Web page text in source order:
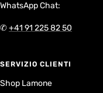
WhatsApp Chat:
✆+41 91 225 82 50
SERVIZIO CLIENTI
Shop Lamone